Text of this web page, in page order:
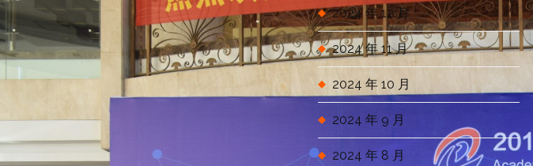
2024 年 12 月
2024 年 11 月
2024 年 10 月
2024 年 9 月
2024 年 8 月